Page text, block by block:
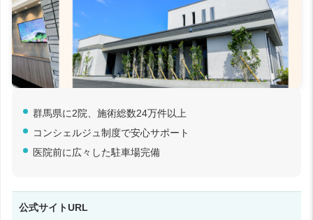
群馬県に2院、施術総数24万件以上
コンシェルジュ制度で安心サポート
医院前に広々した駐車場完備
公式サイトURL